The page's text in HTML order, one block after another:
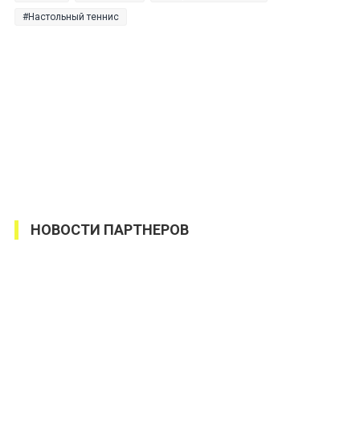
Настольный теннис
НОВОСТИ ПАРТНЕРОВ